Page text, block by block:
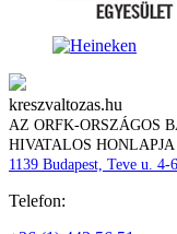
kreszvaltozas.hu
AZ ORFK-ORSZÁGOS
HIVATALOS HONLAPJA
1139 Budapest, Teve u. 4-
Telefon: